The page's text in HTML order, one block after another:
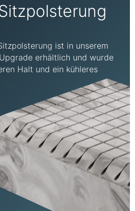
ist in unserem
erhältlich und wurde
Halt und ein kühleres